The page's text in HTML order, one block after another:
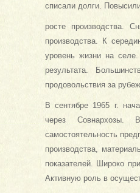
списали долги.
росте производства.
производства. К
уровень жизни на
результата.
продовольствия за
В сентябре 1965 г.
через Совнархозы.
самостоятельность
производства,
показателей. Широко
Активную роль в